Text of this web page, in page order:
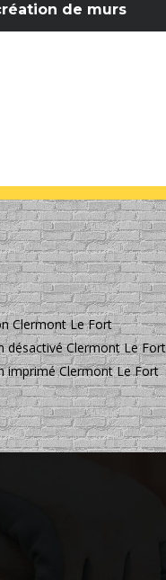
de murs
Clermont Le Fort
désactivé Clermont Le
imprimé Clermont Le Fort